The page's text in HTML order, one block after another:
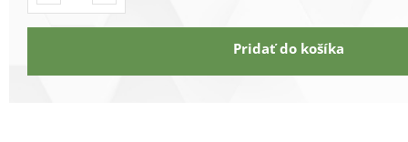
Pridať do košíka